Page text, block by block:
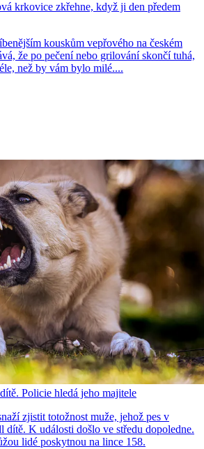
krkovice zkřehne, když ji den předem
kouskům vepřového na českém
že po pečení nebo grilování skončí tuhá,
než by vám bylo milé....
Policie hledá jeho majitele
zjistit totožnost muže, jehož pes v
dítě. K události došlo ve středu dopoledne.
lidé poskytnou na lince 158.